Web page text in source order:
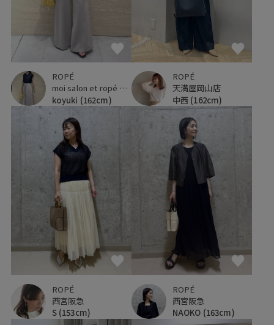
ROPÉ
moi salon et ropé 大阪高島屋
koyuki (162cm)
ROPÉ
天満屋岡山店
中西 (162cm)
ROPÉ
西宮阪急
S (153cm)
ROPÉ
西宮阪急
NAOKO (163cm)